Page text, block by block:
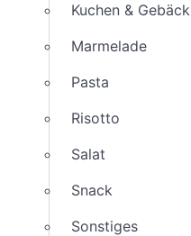
Kuchen & Gebäck
Marmelade
Pasta
Risotto
Salat
Snack
Sonstiges